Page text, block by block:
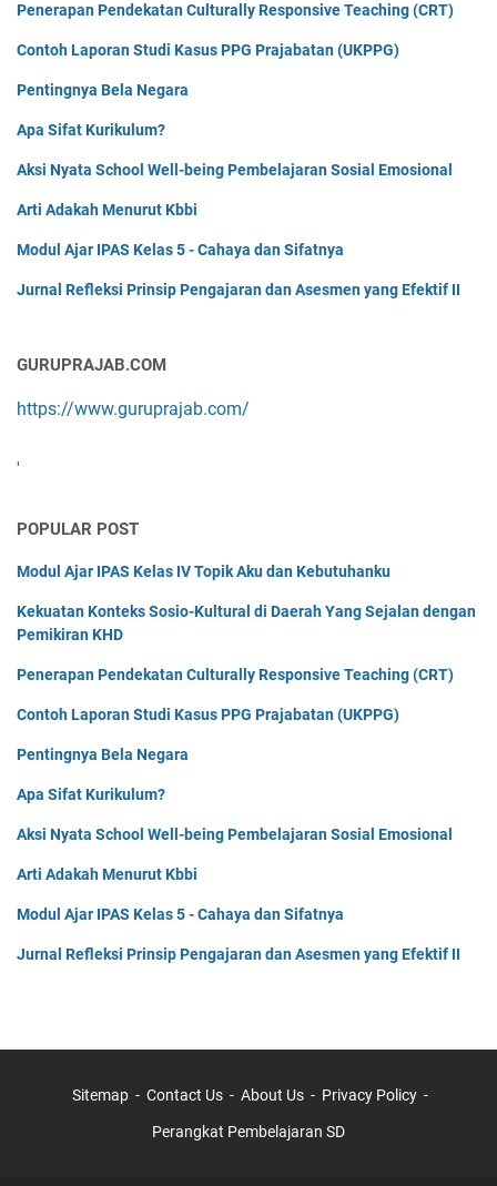
Penerapan Pendekatan Culturally Responsive Teaching (CRT)
Contoh Laporan Studi Kasus PPG Prajabatan (UKPPG)
Pentingnya Bela Negara
Apa Sifat Kurikulum?
Aksi Nyata School Well-being Pembelajaran Sosial Emosional
Arti Adakah Menurut Kbbi
Modul Ajar IPAS Kelas 5 - Cahaya dan Sifatnya
Jurnal Refleksi Prinsip Pengajaran dan Asesmen yang Efektif II
GURUPRAJAB.COM
https://www.guruprajab.com/
'
POPULAR POST
Modul Ajar IPAS Kelas IV Topik Aku dan Kebutuhanku
Kekuatan Konteks Sosio-Kultural di Daerah Yang Sejalan dengan
Pemikiran KHD
Penerapan Pendekatan Culturally Responsive Teaching (CRT)
Contoh Laporan Studi Kasus PPG Prajabatan (UKPPG)
Pentingnya Bela Negara
Apa Sifat Kurikulum?
Aksi Nyata School Well-being Pembelajaran Sosial Emosional
Arti Adakah Menurut Kbbi
Modul Ajar IPAS Kelas 5 - Cahaya dan Sifatnya
Jurnal Refleksi Prinsip Pengajaran dan Asesmen yang Efektif II
Sitemap Contact Us About Us Privacy Policy
Perangkat Pembelajaran SD